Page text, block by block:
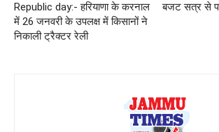
Republic day:- हरियाणा के करनाल
में 26 जनवरी के उपलक्ष में किसानों ने
निकाली ट्रैक्टर रेली
बजट सत्र से